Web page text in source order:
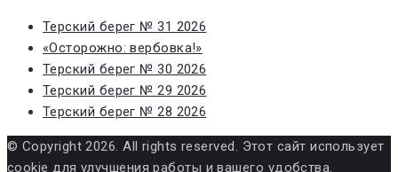
Терский берег № 31 2026
«Осторожно: вербовка!»
Терский берег № 30 2026
Терский берег № 29 2026
Терский берег № 28 2026
© Copyright 2026. All rights reserved. Этот сайт использует
cookie для улучшения работы и вашего удобства.